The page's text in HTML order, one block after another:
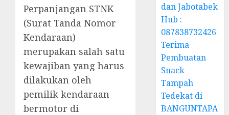
Perpanjangan STNK
(Surat Tanda Nomor
Kendaraan)
merupakan salah satu
kewajiban yang harus
dilakukan oleh
pemilik kendaraan
bermotor di
dan Jabotabek
Hub :
087838732426
Terima
Pembuatan
Snack
Tampah
Tedekat di
BANGUNTAPA